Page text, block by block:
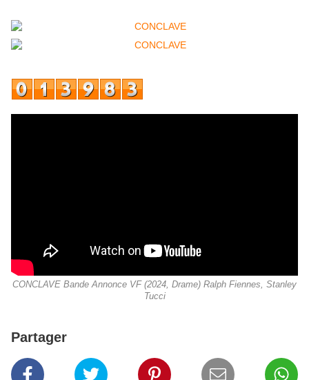
CONCLAVE Bande Annonce VF (2024, Drame) Ralph Fiennes, Stanley
Tucci
Partager